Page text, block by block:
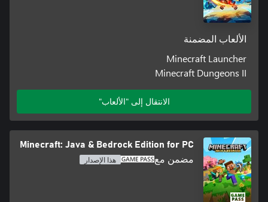
الألعاب المضمنة
Minecraft Launcher
Minecraft Dungeons II
الانتقال إلى "الألعاب"
Minecraft: Java & Bedrock Edition for PC
مضمن مع هذا الإصدار